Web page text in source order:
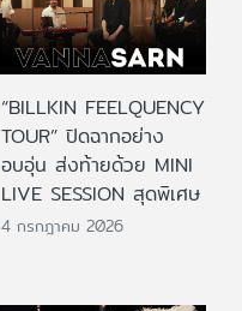
“BILLKIN FEELQUENCY
TOUR” ปิดฉากอย่าง
อบอุ่น ส่งท้ายด้วย MINI
LIVE SESSION สุดพิเศษ
4 กรกฎาคม 2026